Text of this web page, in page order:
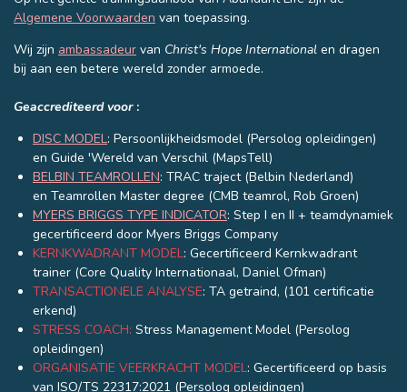
Algemene Voorwaarden van toepassing.
Wij zijn ambassadeur van Christ's Hope International en dragen
bij aan een betere wereld zonder armoede.
Geaccrediteerd voor:
DISC MODEL: Persoonlijkheidsmodel (Persolog opleidingen)
en Guide 'Wereld van Verschil (MapsTell)
BELBIN TEAMROLLEN: TRAC traject (Belbin Nederland)
en Teamrollen Master degree (CMB teamrol, Rob Groen)
MYERS BRIGGS TYPE INDICATOR: Step I en II + teamdynamiek
gecertificeerd door Myers Briggs Company
KERNKWADRANT MODEL: Gecertificeerd Kernkwadrant
trainer (Core Quality Internationaal, Daniel Ofman)
TRANSACTIONELE ANALYSE: TA getraind, (101 certificatie
erkend)
STRESS COACH: Stress Management Model (Persolog
opleidingen)
ORGANISATIE VEERKRACHT MODEL: Gecertificeerd op basis
van ISO/TS 22317:2021 (Persolog opleidingen)